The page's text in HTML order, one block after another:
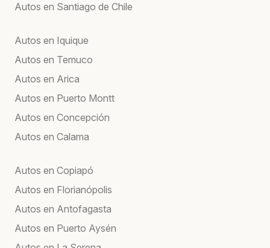
Autos en Santiago de Chile
Autos en Iquique
Autos en Temuco
Autos en Arica
Autos en Puerto Montt
Autos en Concepción
Autos en Calama
Autos en Copiapó
Autos en Florianópolis
Autos en Antofagasta
Autos en Puerto Aysén